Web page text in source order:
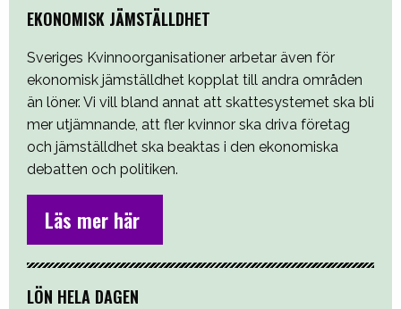
EKONOMISK JÄMSTÄLLDHET
Sveriges Kvinnoorganisationer arbetar även för
ekonomisk jämställdhet kopplat till andra områden
än löner. Vi vill bland annat att skattesystemet ska bli
mer utjämnande, att fler kvinnor ska driva företag
och jämställdhet ska beaktas i den ekonomiska
debatten och politiken.
Läs mer här
LÖN HELA DAGEN